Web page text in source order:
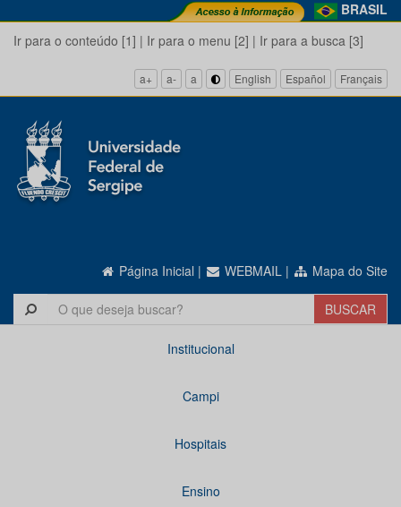
BRASIL
Ir para o conteúdo [1] | Ir para o menu [2] | Ir para a busca [3]
a+ a- a English Español Français
Página Inicial | WEBMAIL | Mapa do Site
Institucional
Campi
Hospitais
Ensino